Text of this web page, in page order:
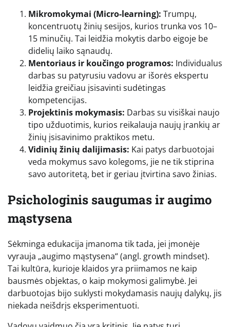
Mikromokymai (Micro-learning): Trumpų,
koncentruotų žinių sesijos, kurios trunka vos 10–
15 minučių. Tai leidžia mokytis darbo eigoje be
didelių laiko sąnaudų.
Mentoriaus ir koučingo programos: Individualus
darbas su patyrusiu vadovu ar išorės ekspertu
leidžia greičiau įsisavinti sudėtingas
kompetencijas.
Projektinis mokymasis: Darbas su visiškai naujo
tipo užduotimis, kurios reikalauja naujų įrankių ar
žinių įsisavinimo praktikos metu.
Vidinių žinių dalijimasis: Kai patys darbuotojai
veda mokymus savo kolegoms, jie ne tik stiprina
savo autoritetą, bet ir geriau įtvirtina savo žinias.
Psichologinis saugumas ir augimo
mąstysena
Sėkminga edukacija įmanoma tik tada, jei įmonėje
vyrauja „augimo mąstysena“ (angl. growth mindset).
Tai kultūra, kurioje klaidos yra priimamos ne kaip
bausmės objektas, o kaip mokymosi galimybė. Jei
darbuotojas bijo suklysti mokydamasis naujų dalykų, jis
niekada neišdrįs eksperimentuoti.